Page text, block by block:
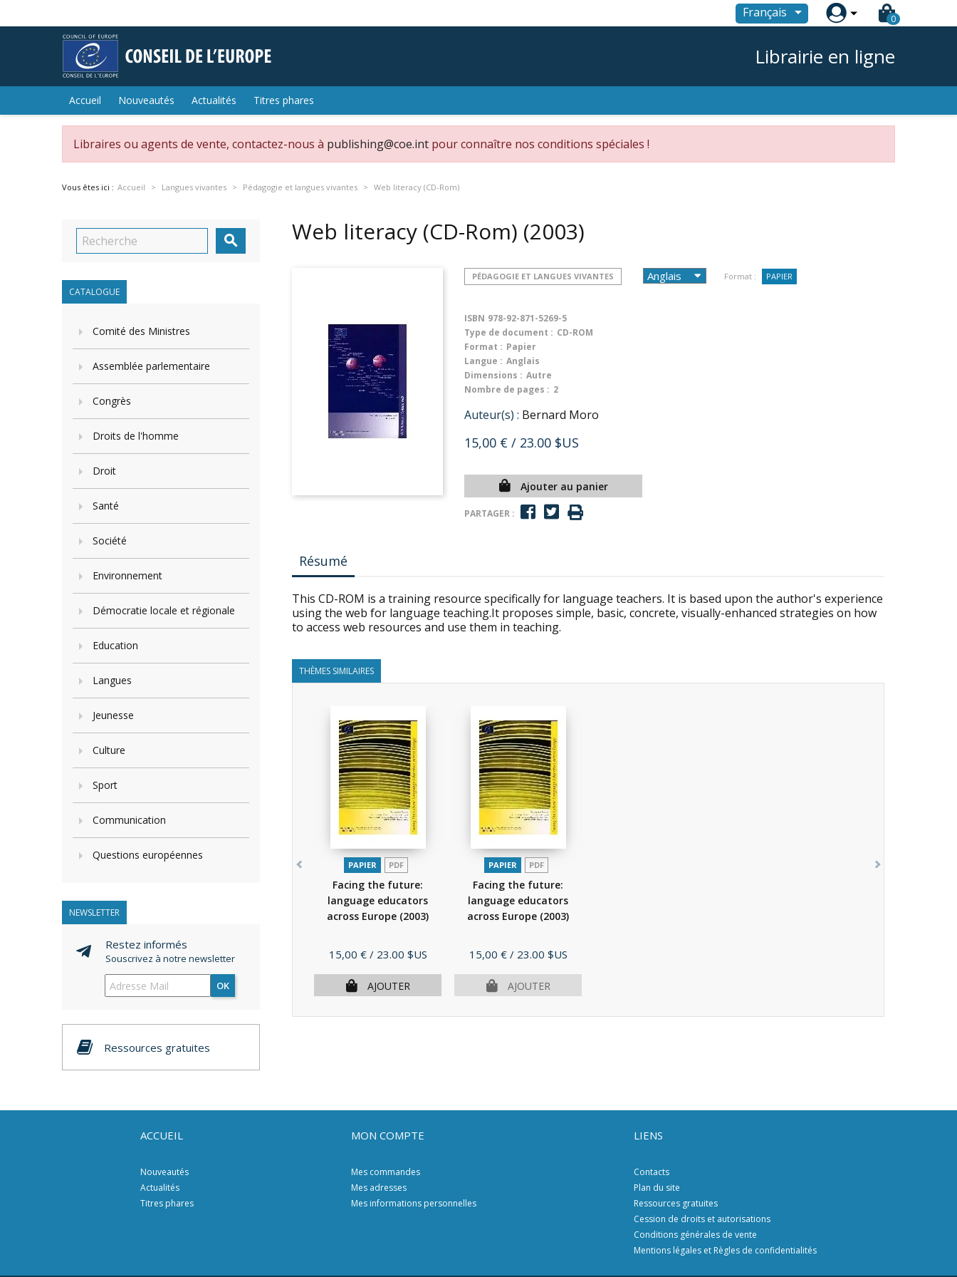
Français  0
Librairie en ligne
Accueil Nouveautés Actualités Titres phares
Libraires ou agents de vente, contactez-nous à publishing@coe.int pour connaître nos conditions spéciales !
Vous êtes ici : Accueil Langues vivantes Pédagogie et langues vivantes Web literacy (CD-Rom)

CATALOGUE
Comité des Ministres
Assemblée parlementaire
Congrès
Droits de l'homme
Droit
Santé
Société
Environnement
Démocratie locale et régionale
Education
Langues
Jeunesse
Culture
Sport
Communication
Questions européennes
NEWSLETTER
Restez informés
Souscrivez à notre newsletter
OK
Ressources gratuites
Web literacy (CD-Rom) (2003)
PÉDAGOGIE ET LANGUES VIVANTES Format : PAPIER
ISBN 978-92-871-5269-5
Type de document : CD-ROM
Format : Papier
Langue : Anglais
Dimensions : Autre
Nombre de pages : 2
Auteur(s) : Bernard Moro
15,00 € / 23.00 $US
Ajouter au panier
PARTAGER :
Résumé
This CD-ROM is a training resource specifically for language teachers. It is based upon the author's experience
using the web for language teaching.It proposes simple, basic, concrete, visually-enhanced strategies on how
to access web resources and use them in teaching.
THÈMES SIMILAIRES
PAPIER PDF
Facing the future:
language educators
across Europe (2003)
Prix
15,00 € / 23.00 $US
AJOUTER
PAPIER PDF
Facing the future:
language educators
across Europe (2003)
Prix
15,00 € / 23.00 $US
AJOUTER
ACCUEIL
Nouveautés
Actualités
Titres phares
MON COMPTE
Mes commandes
Mes adresses
Mes informations personnelles
LIENS
Contacts
Plan du site
Ressources gratuites
Cession de droits et autorisations
Conditions générales de vente
Mentions légales et Règles de confidentialités